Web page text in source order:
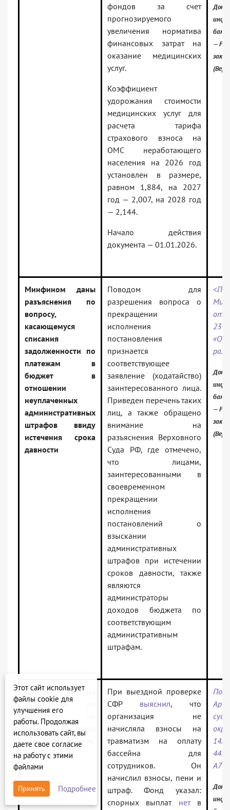
фондов за счет
прогнозируемого
увеличения норматива
финансовых затрат на
оказание медицинских
услуг.
Коэффициент
удорожания стоимости
медицинских услуг для
расчета тарифа
страхового взноса на
ОМС неработающего
населения на 2026 год
установлен в размере,
равном 1,884, на 2027
год — 2,007, на 2028 год
— 2,144.
Начало действия
документа — 01.01.2026.
банк:
—
Минфином даны
разъяснения по
вопросу,
касающемуся
списания
задолженности по
платежам в
бюджет в
отношении
неуплаченных
административных
штрафов ввиду
истечения срока
давности
Поводом для
разрешения вопроса о
прекращении
исполнения
постановления
признается
соответствующее
заявление (ходатайство)
заинтересованного лица.
Приведен перечень таких
лиц, а также обращено
внимание на
разъяснения Верховного
Суда РФ, где отмечено,
что лицами,
заинтересованными в
своевременном
прекращении
исполнения
постановлений о
взыскании
административных
штрафов при истечении
сроков давности, также
являются
администраторы
доходов бюджета по
соответствующим
административным
штрафам.
от
23-
«О
банк:
—
Взносы на
травматизм не
начисляют на
оплату бассейна
для работников,
указал суд
При выездной проверке
СФР выяснил, что
организация не
начисляла взносы на
травматизм на оплату
бассейна для
сотрудников. Он
начислил взносы, пени и
штраф. Фонд указал:
спорных выплат нетв
Этот сайт использует
файлы cookie для
улучшения его
работы. Продолжая
использовать сайт, вы
даете свое согласие
на работу с этими
файлами
Принять Подробнее